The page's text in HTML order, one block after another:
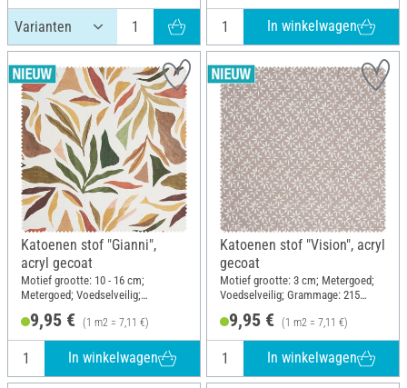
In winkelwagen
Katoenen stof "Gianni",
acryl gecoat
Motief grootte: 10 - 16 cm;
Metergoed; Voedselveilig;
cm9,95 € (1 m2 = 7,11 €)
In winkelwagen
Katoenen stof "Vision", acryl
gecoat
Motief grootte: 3 cm; Metergoed;
Voedselveilig; Grammage: 215
9,95 € (1 m2 = 7,11 €)
In winkelwagen